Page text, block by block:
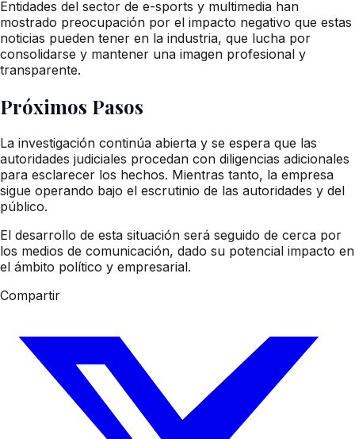
Entidades del sector de e-sports y multimedia han
mostrado preocupación por el impacto negativo que estas
noticias pueden tener en la industria, que lucha por
consolidarse y mantener una imagen profesional y
transparente.
Próximos Pasos
La investigación continúa abierta y se espera que las
autoridades judiciales procedan con diligencias adicionales
para esclarecer los hechos. Mientras tanto, la empresa
sigue operando bajo el escrutinio de las autoridades y del
público.
El desarrollo de esta situación será seguido de cerca por
los medios de comunicación, dado su potencial impacto en
el ámbito político y empresarial.
Compartir